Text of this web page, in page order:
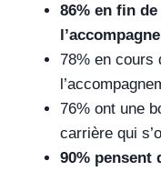
86% en fin
78% en cours
76% ont une
carrière qui
90% pensent